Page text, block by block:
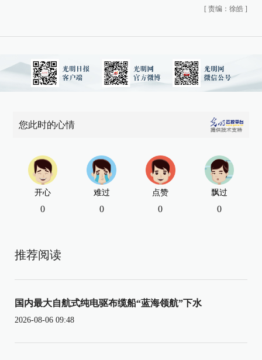
[ 责编：徐皓 ]
您此时的心情
开心
0
难过
0
点赞
0
飘过
0
推荐阅读
国内最大自航式纯电驱布缆船“蓝海领航”下水
2026-08-06 09:48